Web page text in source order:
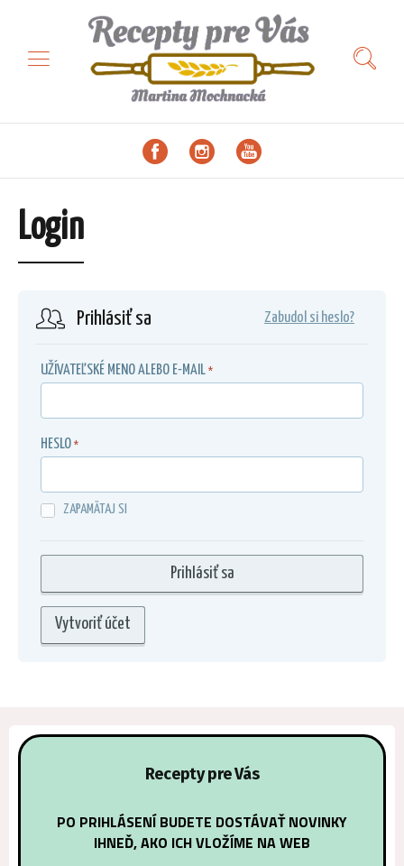
Login
Prihlásiť sa Zabudol si heslo?
UŽÍVATEĽSKÉ MENO ALEBO E-MAIL *
HESLO *
ZAPAMÄTAJ SI
Vytvoriť účet
Recepty pre Vás
PO PRIHLÁSENÍ BUDETE DOSTÁVAŤ NOVINKY
IHNEĎ, AKO ICH VLOŽÍME NA WEB